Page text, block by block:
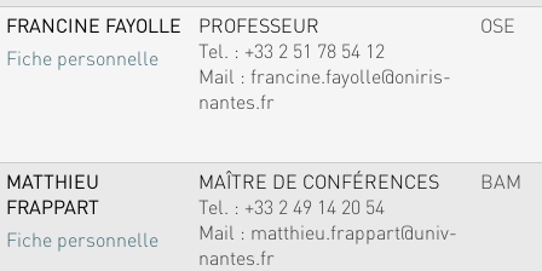
FRANCINE FAYOLLE
Fiche personnelle
PROFESSEUR
Tel. : +33 2 51 78 54 12
Mail : francine.fayolle@oniris-
nantes.fr
OSE
MATTHIEU
FRAPPART
Fiche personnelle
MAÎTRE DE CONFÉRENCES
Tel. : +33 2 49 14 20 54
Mail : matthieu.frappart@univ-
nantes.fr
BAM